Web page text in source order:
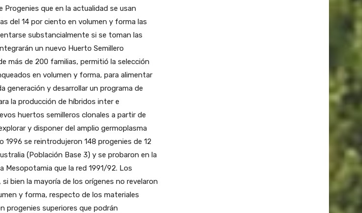
Progenies que en la actualidad se usan
del 14 por ciento en volumen y forma las
substancialmente si se toman las
un nuevo Huerto Semillero
de 200 familias, permitió la selección
en volumen y forma, para alimentar
generación y desarrollar un programa de
la producción de híbridos inter e
huertos semilleros clonales a partir de
y disponer del amplio germoplasma
1996 se reintrodujeron 148 progenies de 12
(Población Base 3) y se probaron en la
Mesopotamia que la red 1991/92. Los
bien la mayoría de los orígenes no revelaron
y forma, respecto de los materiales
progenies superiores que podrán